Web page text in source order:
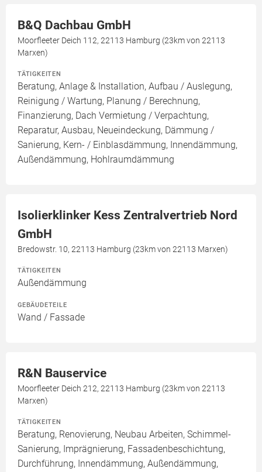
B&Q Dachbau GmbH
Moorfleeter Deich 112, 22113 Hamburg (23km von 22113
Marxen)
TÄTIGKEITEN
Beratung, Anlage & Installation, Aufbau / Auslegung,
Reinigung / Wartung, Planung / Berechnung,
Finanzierung, Dach Vermietung / Verpachtung,
Reparatur, Ausbau, Neueindeckung, Dämmung /
Sanierung, Kern- / Einblasdämmung, Innendämmung,
Außendämmung, Hohlraumdämmung
Isolierklinker Kess Zentralvertrieb Nord
GmbH
Bredowstr. 10, 22113 Hamburg (23km von 22113 Marxen)
TÄTIGKEITEN
Außendämmung
GEBÄUDETEILE
Wand / Fassade
R&N Bauservice
Moorfleeter Deich 212, 22113 Hamburg (23km von 22113
Marxen)
TÄTIGKEITEN
Beratung, Renovierung, Neubau Arbeiten, Schimmel-
Sanierung, Imprägnierung, Fassadenbeschichtung,
Durchführung, Innendämmung, Außendämmung,